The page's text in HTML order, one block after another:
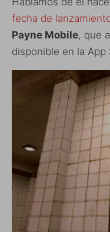
fecha de
Payne Mobile, que
disponible en la App